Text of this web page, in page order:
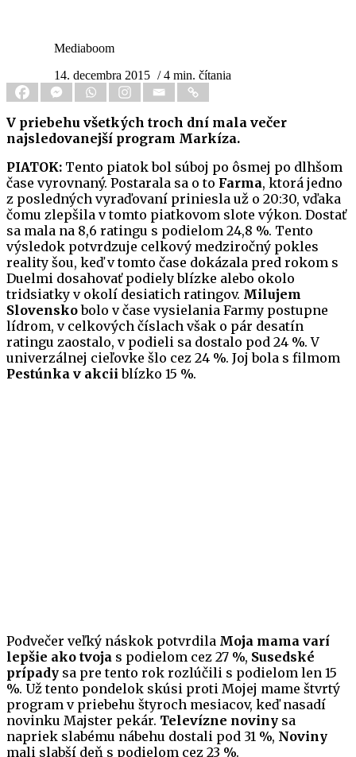
Mediaboom
14. decembra 2015 / 4 min. čítania
V priebehu všetkých troch dní mala večer
najsledovanejší program Markíza.
PIATOK: Tento piatok bol súboj po ôsmej po dlhšom
čase vyrovnaný. Postarala sa o to Farma, ktorá jedno
z posledných vyraďovaní priniesla už o 20:30, vďaka
čomu zlepšila v tomto piatkovom slote výkon. Dostať
sa mala na 8,6 ratingu s podielom 24,8 %. Tento
výsledok potvrdzuje celkový medziročný pokles
reality šou, keď v tomto čase dokázala pred rokom s
Duelmi dosahovať podiely blízke alebo okolo
tridsiatky v okolí desiatich ratingov. Milujem
Slovenskobolo v čase vysielania Farmy postupne
lídrom, v celkových číslach však o pár desatín
ratingu zaostalo, v podieli sa dostalo pod 24 %. V
univerzálnej cieľovke šlo cez 24 %. Joj bola s filmom
Pestúnka v akcii blízko 15 %.
Podvečer veľký náskok potvrdila Moja mama varí
lepšie ako tvoja s podielom cez 27 %, Susedské
prípady sa pre tento rok rozlúčili s podielom len 15
%. Už tento pondelok skúsi proti Mojej mame štvrtý
program v priebehu štyroch mesiacov, keď nasadí
novinku Majster pekár. Televízne noviny sa
napriek slabému nábehu dostali pod 31 %, Noviny
mali slabší deň s podielom cez 23 %.